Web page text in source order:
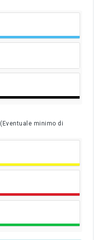
(Eventuale minimo di